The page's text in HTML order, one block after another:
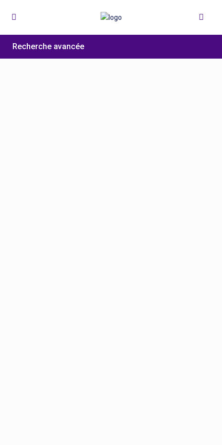
Recherche avancée